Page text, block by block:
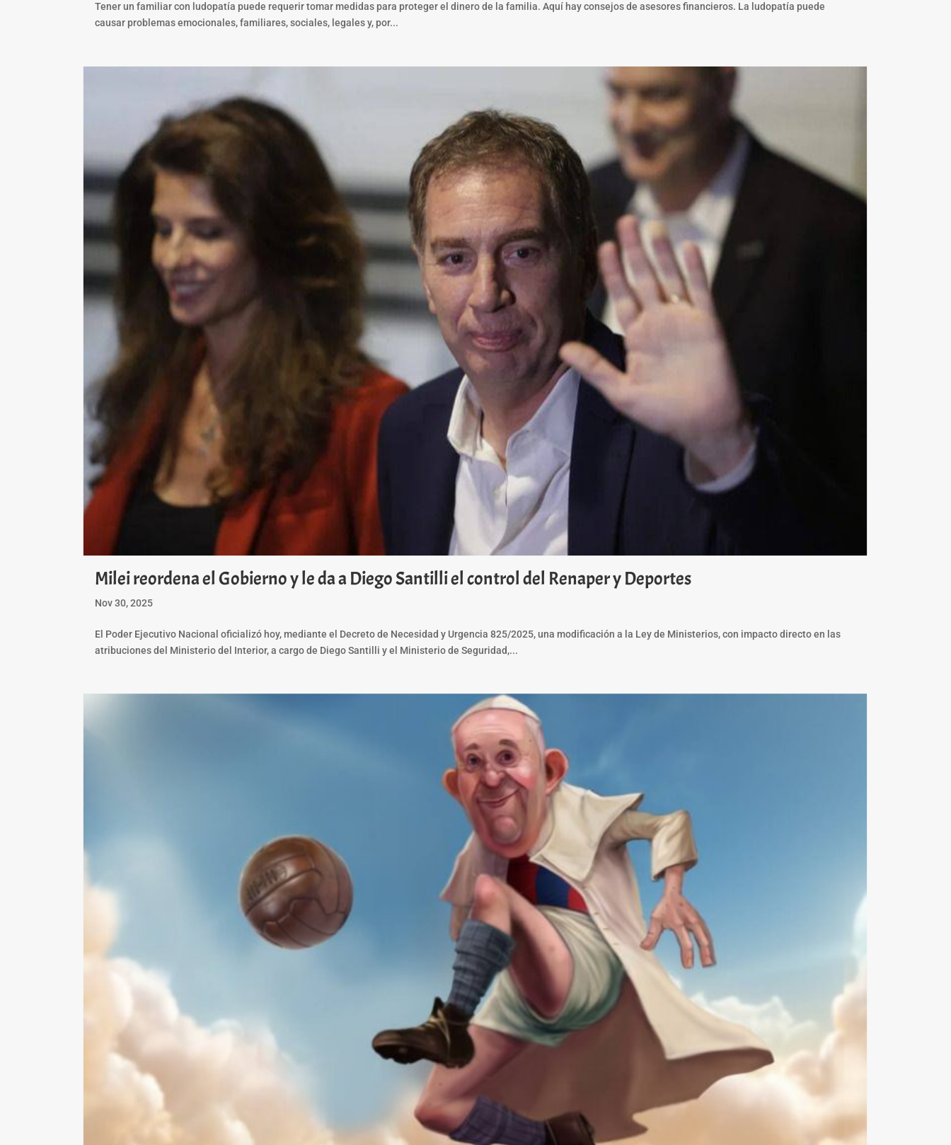
Tener un familiar con ludopatía puede requerir tomar medidas para proteger el dinero de la familia. Aquí hay consejos de asesores financieros. La ludopatía puede
causar problemas emocionales, familiares, sociales, legales y, por...
Milei reordena el Gobierno y le da a Diego Santilli el control del Renaper y Deportes
Nov 30, 2025
El Poder Ejecutivo Nacional oficializó hoy, mediante el Decreto de Necesidad y Urgencia 825/2025, una modificación a la Ley de Ministerios, con impacto directo en las
atribuciones del Ministerio del Interior, a cargo de Diego Santilli y el Ministerio de Seguridad,...